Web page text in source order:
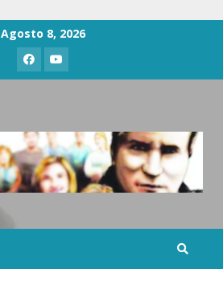
Agosto 8, 2026